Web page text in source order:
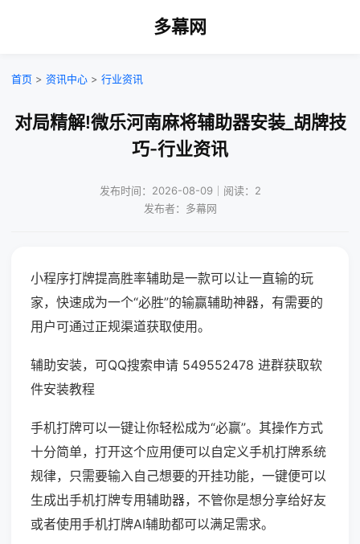
多幕网
首页 > 资讯中心 > 行业资讯
对局精解!微乐河南麻将辅助器安装_胡牌技
巧-行业资讯
发布时间：2026-08-09｜阅读：2
发布者：多幕网
小程序打牌提高胜率辅助是一款可以让一直输的玩
家，快速成为一个“必胜”的输赢辅助神器，有需要的
用户可通过正规渠道获取使用。
辅助安装，可QQ搜索申请 549552478 进群获取软
件安装教程
手机打牌可以一键让你轻松成为“必赢”。其操作方式
十分简单，打开这个应用便可以自定义手机打牌系统
规律，只需要输入自己想要的开挂功能，一键便可以
生成出手机打牌专用辅助器，不管你是想分享给好友
或者使用手机打牌AI辅助都可以满足需求。